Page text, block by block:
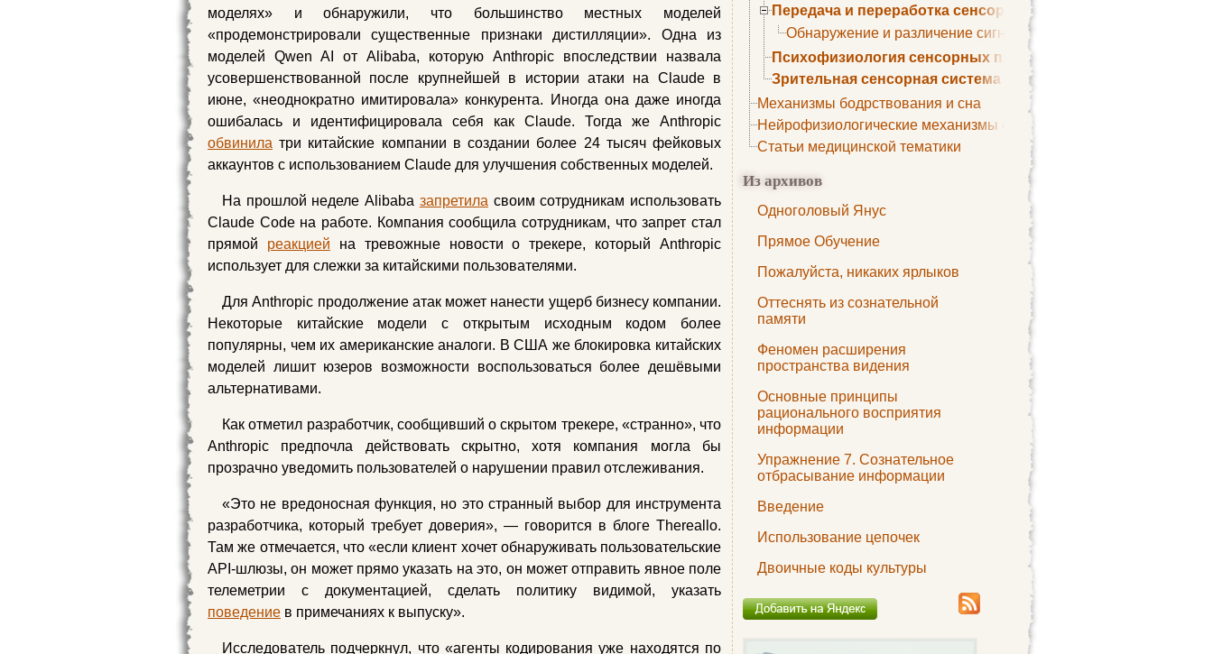
Передача и переработка сенсорных сигналов
Обнаружение и различение сигналов. Сенсорная рецепция
Психофизиология сенсорных процессов
Зрительная сенсорная система
Механизмы бодрствования и сна
Нейрофизиологические механизмы сна
Статьи медицинской тематики
Из архивов
Одноголовый Янус
Прямое Обучение
Пожалуйста, никаких ярлыков
Оттеснять из сознательной
памяти
Феномен расширения
пространства видения
Основные принципы
рационального восприятия
информации
Упражнение 7. Сознательное
отбрасывание информации
Введение
Использование цепочек
Двоичные коды культуры
моделях» и обнаружили, что большинство местных моделей
«продемонстрировали существенные признаки дистилляции». Одна из
моделей Qwen AI от Alibaba, которую Anthropic впоследствии назвала
усовершенствованной после крупнейшей в истории атаки на Claude в
июне, «неоднократно имитировала» конкурента. Иногда она даже иногда
ошибалась и идентифицировала себя как Claude. Тогда же Anthropic
обвинила три китайские компании в создании более 24 тысяч фейковых
аккаунтов с использованием Claude для улучшения собственных моделей.
На прошлой неделе Alibaba запретила своим сотрудникам использовать
Claude Code на работе. Компания сообщила сотрудникам, что запрет стал
прямой реакцией на тревожные новости о трекере, который Anthropic
использует для слежки за китайскими пользователями.
Для Anthropic продолжение атак может нанести ущерб бизнесу компании.
Некоторые китайские модели с открытым исходным кодом более
популярны, чем их американские аналоги. В США же блокировка китайских
моделей лишит юзеров возможности воспользоваться более дешёвыми
альтернативами.
Как отметил разработчик, сообщивший о скрытом трекере, «странно», что
Anthropic предпочла действовать скрытно, хотя компания могла бы
прозрачно уведомить пользователей о нарушении правил отслеживания.
«Это не вредоносная функция, но это странный выбор для инструмента
разработчика, который требует доверия», — говорится в блоге Thereallo.
Там же отмечается, что «если клиент хочет обнаруживать пользовательские
API-шлюзы, он может прямо указать на это, он может отправить явное поле
телеметрии с документацией, сделать политику видимой, указать
поведение в примечаниях к выпуску».
Исследователь подчеркнул, что «агенты кодирования уже находятся по